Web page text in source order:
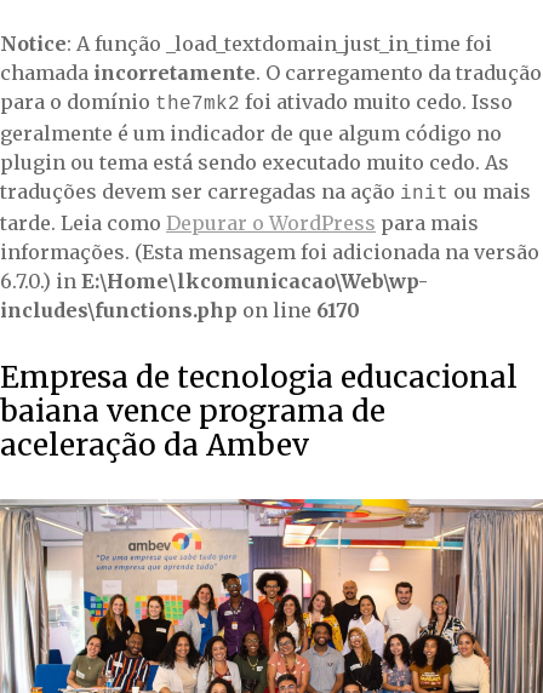
Notice: A função _load_textdomain_just_in_time foi
chamada incorretamente. O carregamento da tradução
para o domínio the7mk2 foi ativado muito cedo. Isso
geralmente é um indicador de que algum código no
plugin ou tema está sendo executado muito cedo. As
traduções devem ser carregadas na ação init ou mais
tarde. Leia como Depurar o WordPress para mais
informações. (Esta mensagem foi adicionada na versão
6.7.0.) in E:\Home\lkcomunicacao\Web\wp-
includes\functions.php on line 6170
Empresa de tecnologia educacional
baiana vence programa de
aceleração da Ambev